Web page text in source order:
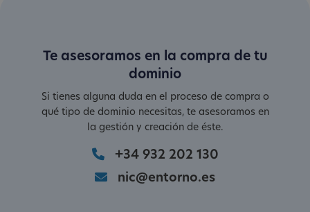
Te asesoramos en la compra de tu
dominio
Si tienes alguna duda en el proceso de compra o
qué tipo de dominio necesitas, te asesoramos en
la gestión y creación de éste.
+34 932 202 130
nic@entorno.es